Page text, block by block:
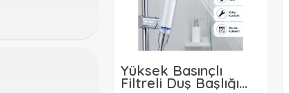
Yüksek Basınçlı
Filtreli Duş Başlığı